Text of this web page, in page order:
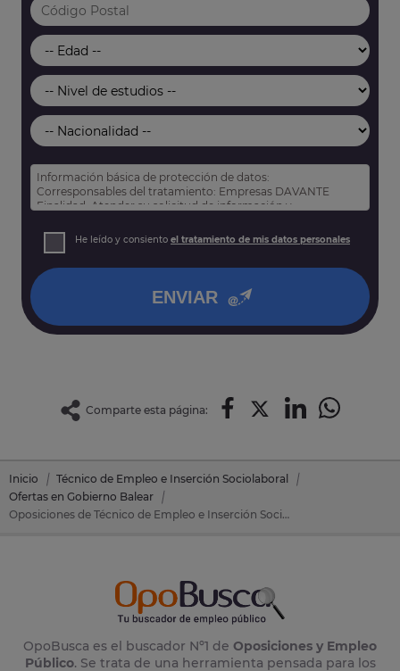
Información básica de protección de datos:
Corresponsables del tratamiento: Empresas DAVANTE
Finalidad: Atender su solicitud de información y
Derechos: Puede acceder, rectificar y suprimir sus datos,
así como otros derechos tal y como se explica en nuestra
He leído y consiento el tratamiento de mis datos personales
ENVIAR
Comparte esta página:
Inicio
Técnico de Empleo e Inserción Sociolaboral
Ofertas en Gobierno Balear
Oposiciones de Técnico de Empleo e Inserción Sociolaboral en Gobierno Balear
OpoBusca es el buscador Nº1 de Oposiciones y Empleo
Público. Se trata de una herramienta pensada para los